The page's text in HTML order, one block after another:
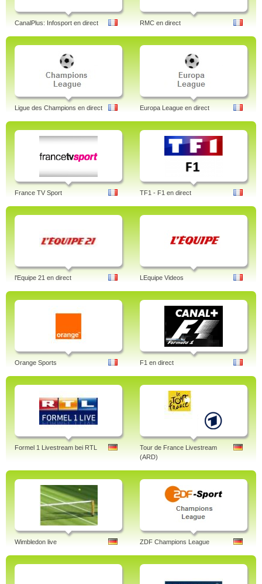
CanalPlus: Infosport en direct RMC en direct
Ligue des Champions en direct Europa League en direct
France TV Sport TF1 - F1 en direct
l'Equipe 21 en direct LEquipe Videos
Orange Sports F1 en direct
Formel 1 Livestream bei RTL
Tour de France Livestream
(ARD)
Wimbledon live ZDF Champions League